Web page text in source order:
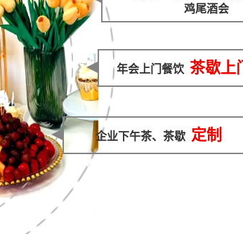
鸡尾酒会
年会上门餐饮 茶歇上
企业下午茶、茶歇 定制